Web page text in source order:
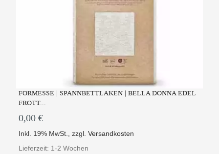
FORMESSE | SPANNBETTLAKEN | BELLA DONNA EDEL
FROTT...
0,00 €
Inkl. 19% MwSt. ,zzgl.Versandkosten
Lieferzeit: 1-2 Wochen